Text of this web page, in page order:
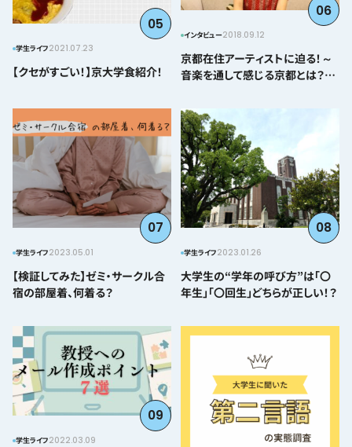
05
学生ライフ2021.07.23
【クセがすごい！】京大学食紹介！
06
インタビュー2018.09.12
京都在住アーティストに迫る！～
音楽を通して感じる京都とは？＠
07
学生ライフ2023.05.01
【検証してみた】ゼミ・サークル合
宿の部屋着、何着る？
08
学生ライフ2023.01.26
大学生の“学年の呼び方”は「〇
年生」「〇回生」どちらが正しい！？
09
学生ライフ2022.03.09